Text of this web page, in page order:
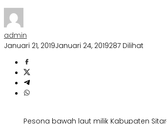
admin
Januari 21, 2019Januari 24, 2019287 Dilihat
Pesona bawah laut milik Kabupaten